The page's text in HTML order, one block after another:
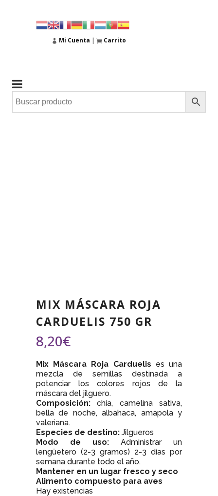
Mi Cuenta | Carrito
MIX MÁSCARA ROJA
CARDUELIS 750 GR
8,20€
Mix Máscara Roja Carduelis es una
mezcla de semillas destinada a
potenciar los colores rojos de la
máscara del jilguero.
Composición: chía, camelina sativa,
bella de noche, albahaca, amapola y
valeriana.
Especies de destino: Jilgueros
Modo de uso: Administrar un
lengüetero (2-3 gramos) 2-3 días por
semana durante todo el año.
Mantener en un lugar fresco y seco
Alimento compuesto para aves
Hay existencias